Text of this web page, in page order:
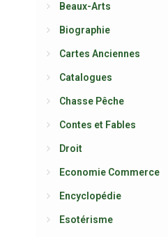
Beaux-Arts
Biographie
Cartes Anciennes
Catalogues
Chasse Pêche
Contes et Fables
Droit
Economie Commerce
Encyclopédie
Esotérisme